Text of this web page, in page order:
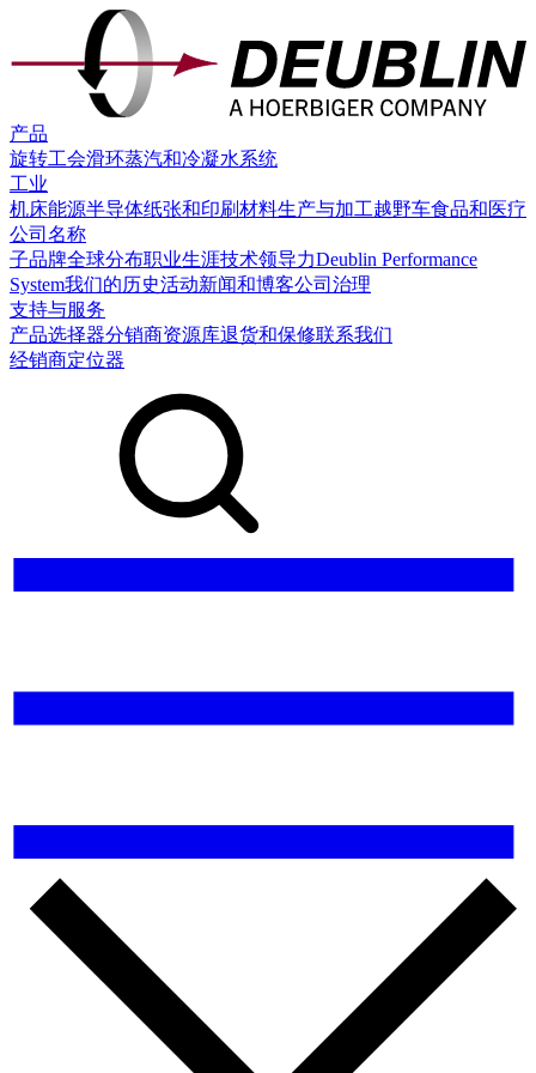
产品
旋转工会滑环蒸汽和冷凝水系统
工业
机床能源半导体纸张和印刷材料生产与加工越野车食品和医疗
公司名称
子品牌全球分布职业生涯技术领导力Deublin Performance
System我们的历史活动新闻和博客公司治理
支持与服务
产品选择器分销商资源库退货和保修联系我们
经销商定位器